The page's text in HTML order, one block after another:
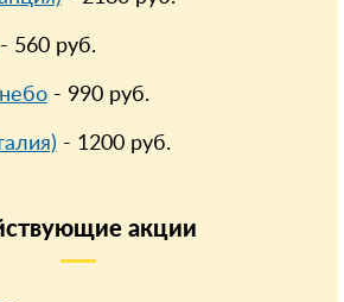
560руб.
- 990руб.
- 1200руб.
акции